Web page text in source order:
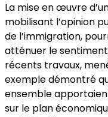
La mise en œuvre
mobilisant l’opinion
de l’immigration,
atténuer le
récents travaux,
exemple démontré
ensemble
sur le plan